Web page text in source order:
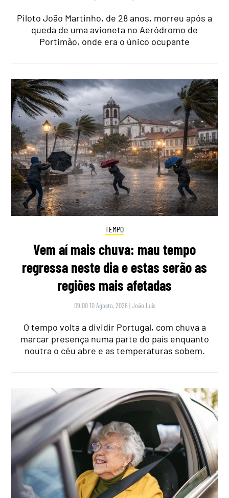
Piloto João Martinho, de 28 anos, morreu após a
queda de uma avioneta no Aeródromo de
Portimão, onde era o único ocupante
TEMPO
Vem aí mais chuva: mau tempo
regressa neste dia e estas serão as
regiões mais afetadas
09:00 10 Agosto, 2026 |João Luís
O tempo volta a dividir Portugal, com chuva a
marcar presença numa parte do país enquanto
noutra o céu abre e as temperaturas sobem.